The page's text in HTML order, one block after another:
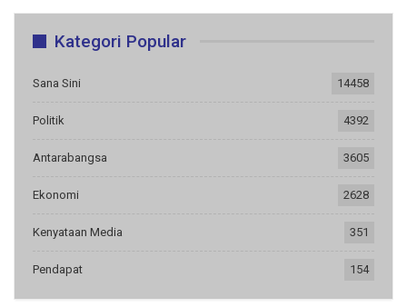
Kategori Popular
Sana Sini 14458
Politik 4392
Antarabangsa 3605
Ekonomi 2628
Kenyataan Media 351
Pendapat 154